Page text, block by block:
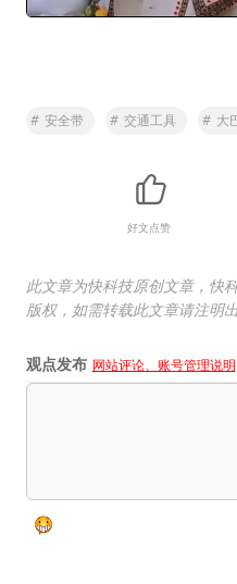
# 安全带 # 交通工具 # 大
好文点赞
此文章为快科技原创文章，快
版权，如需转载此文章请注明
观点发布 网站评论、账号管理说明